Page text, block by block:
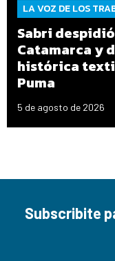
LA VOZ DE LOS
Sabri
Catamarca y
histórica
Puma
5 de agosto de 2026
Subscribite